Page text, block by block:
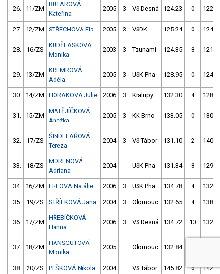
26. 11/ZM
RUTAROVÁ
Kateřina
2005 3 VS Desná 124.23 0
27. 12/ZM STŘECHOVÁ Ela 2005 3 VSDK 125.24 0
28. 16/ZS
KUDĚLÁSKOVÁ
Monika
2003 3 Tzunami 124.35 8
29. 13/ZM
KREMROVÁ
Adéla
2005 3 USK Pha 128.95 0
30. 14/ZM HORÁKOVÁ Julie 2006 3 Kralupy 132.30 4
31. 15/ZM
MATĚJÍČKOVÁ
Anežka
2005 3 KK Brno 133.05 0
32. 17/ZS
ŠINDELÁŘOVÁ
Tereza
2004 3 VS Tábor 131.10 2
33. 18/ZS
MORENOVÁ
Adriana
2004 USK Pha 131.34 8
34. 16/ZM ERLOVÁ Natálie 2006 3 USK Pha 134.78 4
35. 19/ZS STŘÍLKOVÁ Jana 2004 3 Olomouc 132.65 4
36. 17/ZM
HŘEBÍČKOVÁ
Hanna
2006 3 VS Desná 134.72 10
37. 18/ZM
HANSGUTOVÁ
Monika
2005 Olomouc 132.84
38. 20/ZS PEŠKOVÁ Nikola 2004 VS Tábor 145.82 6